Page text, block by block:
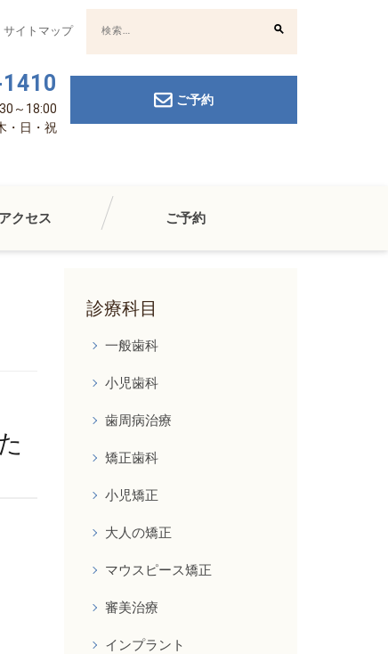
サイトマップ
～18:00
・日・祝
ご予約
アクセス ご予約
診療科目
一般歯科
小児歯科
歯周病治療
矯正歯科
小児矯正
大人の矯正
マウスピース矯正
審美治療
インプラント